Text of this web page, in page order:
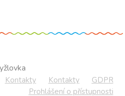
Kontakty Kontakty
GDPR
Prohlášení o přístupnosti